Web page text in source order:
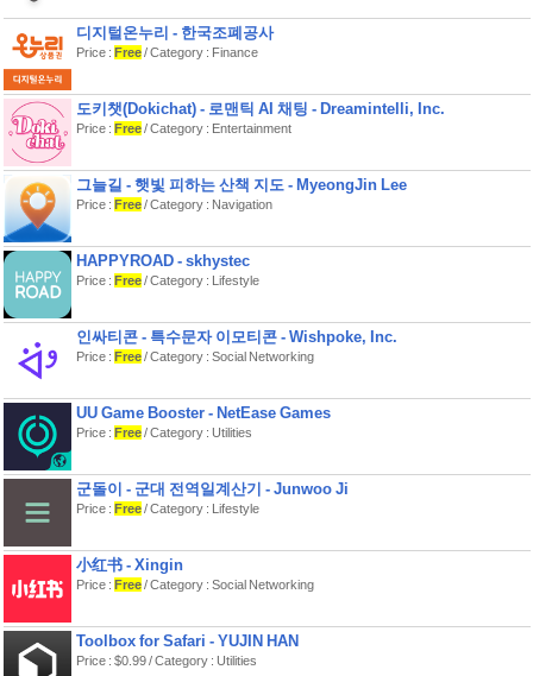
- 그림 그리기 응용 프로그램에서 가장
사용하기 편하다!
- Mac / PC를 가지고 있지 않지만, 디지
*기능
그림을 그리는 과정의 동영상 공유를 눈
기능도 충실 시켰습니다.
[브러시 기능]
러쉬
- G 펜, 펜, 디지털 펜, 에어 브러시, 둥근
- 시작/종료 두께, 시작/종료 불투명도,
초기/최종 브러시 각도와 같은 다양한
- 즉시 조작 할 수있는 브러시 굵기와 브
러시 불투명도 빠른 슬라이더
- 실시간으로 확인할 수있는 브러쉬 미
[레이어 기능]
- 무제한으로 추가 할 수있는 레이어 기
- 각 레이어의 투명도, 알파 블렌딩, 더하
- 이미지 자르기 등 편리한 클리핑 기능
져 오기, 좌우 반전, 상하 반전 레이어 회
전, 이동, 확대 축소 등 다채로운 레이어
디지털온누리 - 한국조폐공사
Price : Free/ Category : Finance
도키챗(Dokichat) - 로맨틱 AI 채팅 - Dreamintelli, Inc.
Price : Free/ Category : Entertainment
그늘길 - 햇빛 피하는 산책 지도 - MyeongJin Lee
Price : Free/ Category : Navigation
HAPPYROAD - skhystec
Price : Free/ Category : Lifestyle
인싸티콘 - 특수문자 이모티콘 - Wishpoke, Inc.
Price : Free/ Category : Social Networking
UU Game Booster - NetEase Games
Price : Free/ Category : Utilities
군돌이 - 군대 전역일계산기 - Junwoo Ji
Price : Free/ Category : Lifestyle
小红书 - Xingin
Price : Free/ Category : Social Networking
Toolbox for Safari - YUJIN HAN
Price : $0.99 / Category : Utilities